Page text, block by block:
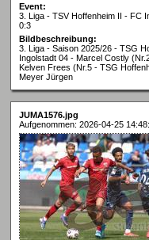
Event:
3. Liga - TSV Hoffenheim II - FC
0:3
Bildbeschreibung:
3. Liga - Saison 2025/26 - TSG
Ingolstadt 04 - Marcel Costly
Kelven Frees (Nr.5 - TSG
Meyer Jürgen
JUMA1576.jpg
Aufgenommen: 2026-04-25